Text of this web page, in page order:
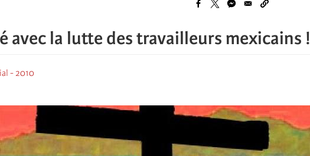
avec la lutte des travailleurs mexicains !
- 2010